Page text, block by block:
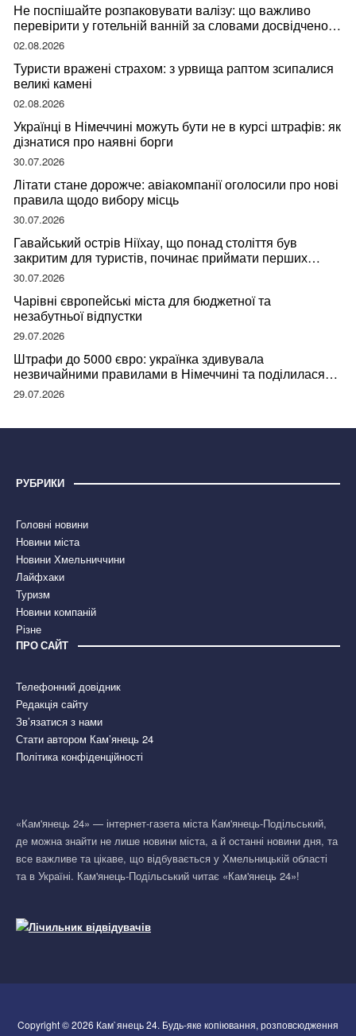
Не поспішайте розпаковувати валізу: що важливо
перевірити у готельній ванній за словами досвідченої
мандрівниці
02.08.2026
Туристи вражені страхом: з урвища раптом зсипалися
великі камені
02.08.2026
Українці в Німеччині можуть бути не в курсі штрафів: як
дізнатися про наявні борги
30.07.2026
Літати стане дорожче: авіакомпанії оголосили про нові
правила щодо вибору місць
30.07.2026
Гавайський острів Ніїхау, що понад століття був
закритим для туристів, починає приймати перших
відвідувачів
30.07.2026
Чарівні європейські міста для бюджетної та
незабутньої відпустки
29.07.2026
Штрафи до 5000 євро: українка здивувала
незвичайними правилами в Німеччині та поділилася
правдою
29.07.2026
РУБРИКИ
Головні новини
Новини міста
Новини Хмельниччини
Лайфхаки
Туризм
Новини компаній
Різне
ПРО САЙТ
Телефонний довідник
Редакція сайту
Зв’язатися з нами
Стати автором Кам’янець 24
Політика конфіденційності
«Кам'янець 24» — інтернет-газета міста Кам'янець-Подільський,
де можна знайти не лише новини міста, а й останні новини дня, та
все важливе та цікаве, що відбувається у Хмельницькій області
та в Україні. Кам'янець-Подільський читає «Кам'янець 24»!
Copyright © 2026 Кам`янець 24. Будь-яке копіювання, розповсюдження